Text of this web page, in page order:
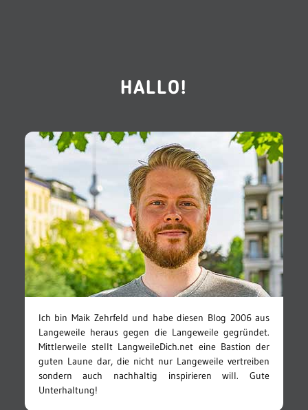
HALLO!
Ich bin Maik Zehrfeld und habe diesen Blog 2006 aus
Langeweile heraus gegen die Langeweile gegründet.
Mittlerweile stellt LangweileDich.net eine Bastion der
guten Laune dar, die nicht nur Langeweile vertreiben
sondern auch nachhaltig inspirieren will. Gute
Unterhaltung!